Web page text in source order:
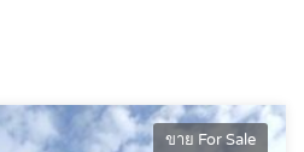
ขาย For Sale